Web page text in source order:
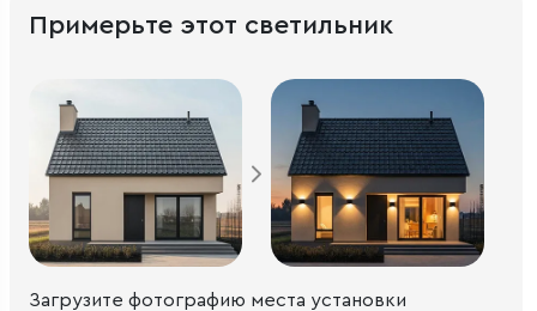
Примерьте этот светильник
Загрузите фотографию места установки